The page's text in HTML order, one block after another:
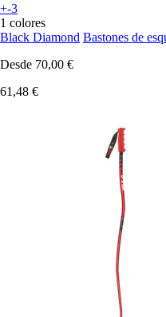
+-3
1 colores
Black Diamond Bastones de
Desde 70,00 €
61,48 €